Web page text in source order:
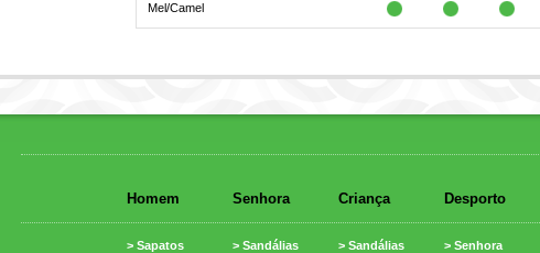
Mel/Camel
Homem
> Sapatos
Senhora
> Sandálias
Criança
> Sandálias
Desporto
> Senhora